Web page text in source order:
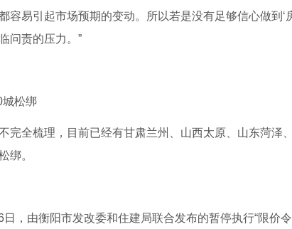
容易引起市场预期的变动。所以若是没有足够信心做到
问责的压力。”
城松绑
完全梳理，目前已经有甘肃兰州、山西太原、山东菏泽
绑。
日，由衡阳市发改委和住建局联合发布的暂停执行“限价